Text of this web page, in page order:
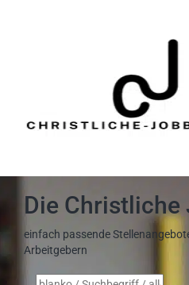
Die Christliche
einfach passende
Arbeitgebern